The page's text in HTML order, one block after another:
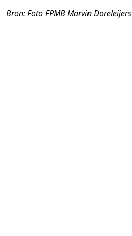
Bron: Foto FPMB Marvin Doreleijers